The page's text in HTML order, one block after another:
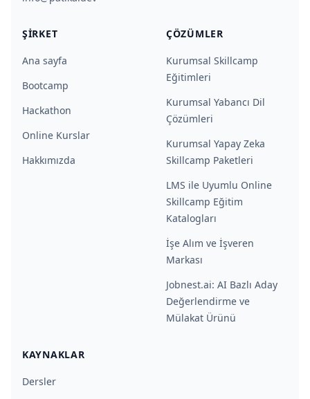
ŞIRKET
Ana sayfa
Bootcamp
Hackathon
Online Kurslar
Hakkımızda
ÇÖZÜMLER
Kurumsal Skillcamp
Eğitimleri
Kurumsal Yabancı Dil
Çözümleri
Kurumsal Yapay Zeka
Skillcamp Paketleri
LMS ile Uyumlu Online
Skillcamp Eğitim
Katalogları
İşe Alım ve İşveren
Markası
Jobnest.ai: AI Bazlı Aday
Değerlendirme ve
Mülakat Ürünü
KAYNAKLAR
Dersler